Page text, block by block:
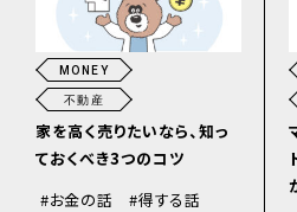
MONEY
不動産
家を高く売りたいなら、知っ
ておくべき3つのコツ
お金の話
得する話